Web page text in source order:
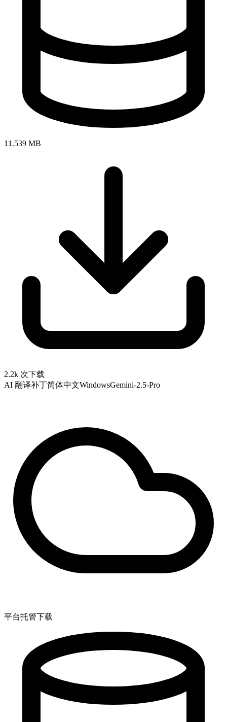
11.539 MB
2.2k 次下载
AI 翻译补丁简体中文WindowsGemini-2.5-Pro
平台托管下载